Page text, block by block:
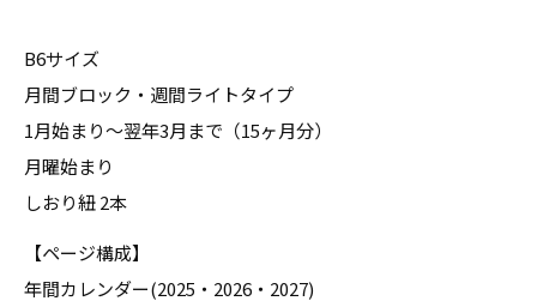
B6サイズ
月間ブロック・週間ライトタイプ
1月始まり〜翌年3月まで（15ヶ月分）
月曜始まり
しおり紐 2本
【ページ構成】
年間カレンダー(2025・2026・2027)